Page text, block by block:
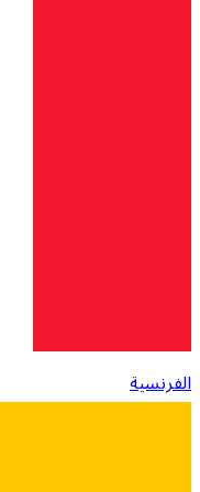
الفرنسية